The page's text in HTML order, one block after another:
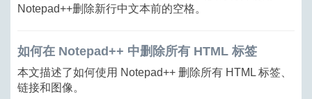
Notepad++删除新行中文本前的空格。
如何在 Notepad++ 中删除所有 HTML 标签
本文描述了如何使用 Notepad++ 删除所有 HTML 标签、
链接和图像。